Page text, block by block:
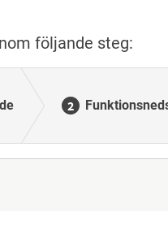
följande steg: